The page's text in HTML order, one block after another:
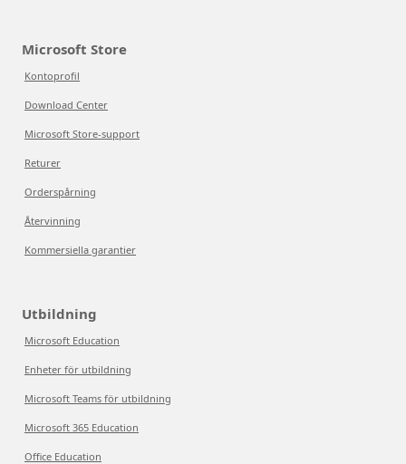
Microsoft Store
Kontoprofil
Download Center
Microsoft Store-support
Returer
Orderspårning
Återvinning
Kommersiella garantier
Utbildning
Microsoft Education
Enheter för utbildning
Microsoft Teams för utbildning
Microsoft 365 Education
Office Education